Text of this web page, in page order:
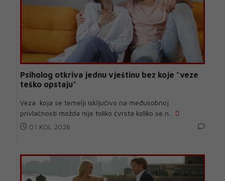
Psiholog otkriva jednu vještinu bez koje "veze
teško opstaju"
Veza koja se temelji isključivo na međusobnoj
privlačnosti možda nije toliko čvrsta koliko se n...
01 KOL 2026